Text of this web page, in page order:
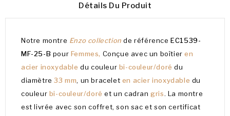
Détails Du Produit
Notre montre Enzo collection de référenceEC1539-
MF-25-B pour Femmes, Conçue avec un boîtieren
acier inoxydabledu couleur bi-couleur/dorédu
diamètre33 mm, un bracelet en acier inoxydable du
couleur bi-couleur/doréet un cadran gris. La montre
est livrée avec son coffret, son sac et son certificat